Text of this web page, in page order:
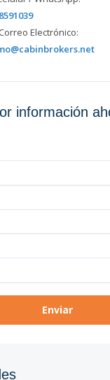
Correo Electrónico:
información
Enviar